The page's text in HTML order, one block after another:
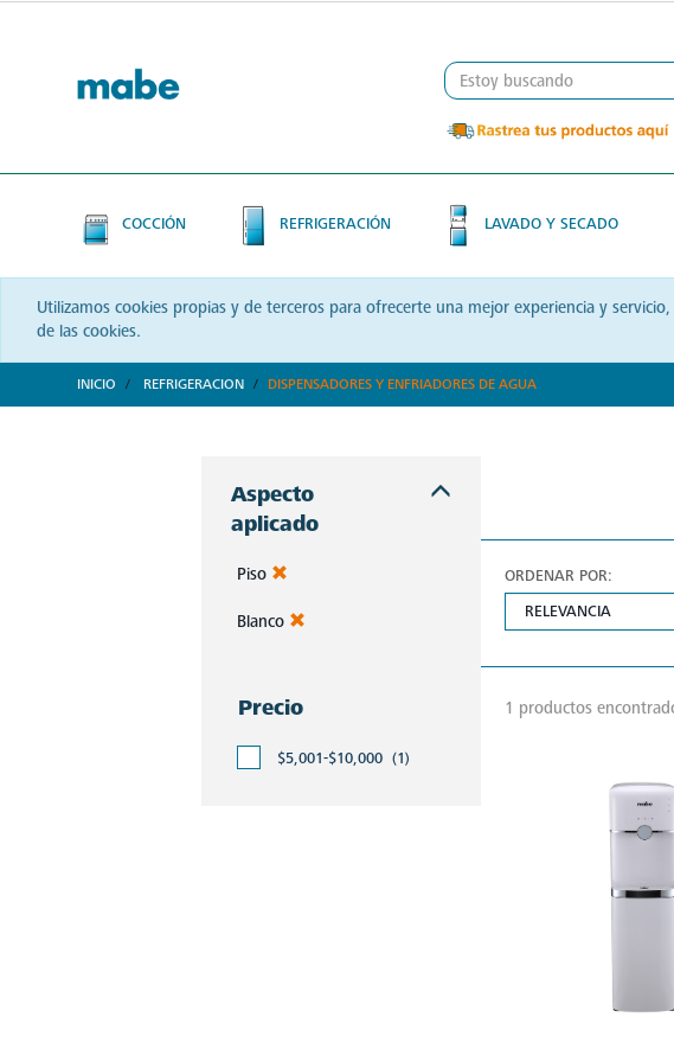
COCCIÓN REFRIGERACIÓN LAVADO Y SECADO
Utilizamos cookies propias y de terceros para ofrecerte una mejor experiencia y
de las cookies.
INICIO REFRIGERACION DISPENSADORES Y ENFRIADORES DE AGUA
Aspecto
aplicado
Piso
Blanco
Precio
$5,001-$10,000 (1)
ORDENAR POR:
1 productos